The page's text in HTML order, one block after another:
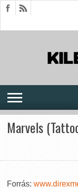
Marvels
Forrás: